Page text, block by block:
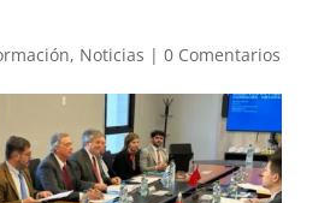
, Noticias | 0 Comentarios